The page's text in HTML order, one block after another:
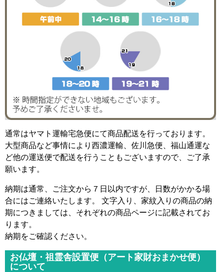
通常はヤマト運輸宅急便にて商品配送を行っております。
大型商品など事情により西濃運輸、佐川急便、福山通運な
ど他の運送便で配送を行うこともございますので、ご了承
願います。
納期は通常、ご注文から７日以内ですが、日数がかかる場
合にはご連絡いたします。 文字入り、家紋入りの商品の納
期につきましては、それぞれの商品ページに記載されてお
ります。
納期をご確認ください。
お仏壇・祖霊舎設置便（アート家財おまかせ便）
について